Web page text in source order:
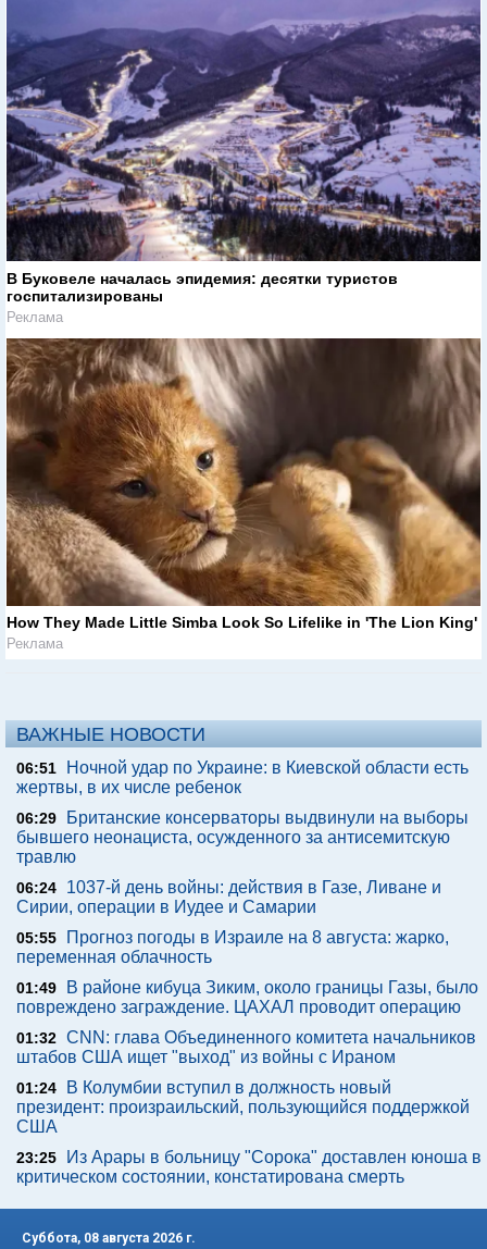
В Буковеле началась эпидемия: десятки туристов
госпитализированы
Реклама
How They Made Little Simba Look So Lifelike in 'The Lion King'
Реклама
ВАЖНЫЕ НОВОСТИ
06:51
Ночной удар по Украине: в Киевской области есть
жертвы, в их числе ребенок
06:29
Британские консерваторы выдвинули на выборы
бывшего неонациста, осужденного за антисемитскую
травлю
06:24
1037-й день войны: действия в Газе, Ливане и
Сирии, операции в Иудее и Самарии
05:55
Прогноз погоды в Израиле на 8 августа: жарко,
переменная облачность
01:49
В районе кибуца Зиким, около границы Газы, было
повреждено заграждение. ЦАХАЛ проводит операцию
01:32 CNN: глава Объединенного комитета начальников
штабов США ищет "выход" из войны с Ираном
01:24
В Колумбии вступил в должность новый
президент: произраильский, пользующийся поддержкой
США
23:25
Из Арары в больницу "Сорока" доставлен юноша в
критическом состоянии, констатирована смерть
Суббота, 08 августа 2026 г.